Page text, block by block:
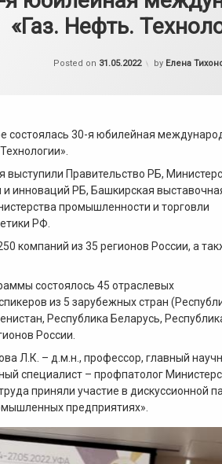
«Газ. Нефть.
Posted on 31.05.2022
Обновлено на
by Елена
состоялась 30-я юбилейная
выступили Правительство РБ,
инноваций РБ, Башкирская
промышленности и торговли
РФ.
компаний из 35 регионов России, а
состоялось 45 отраслевых
из 5 зарубежных стран
Республика Беларусь,
России.
Л.К. – д.м.н., профессор, главный
специалист – профпатолог
приняли участие в дискуссионной
предприятиях».